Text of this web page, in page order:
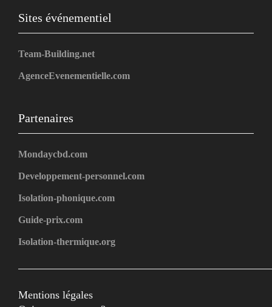
Sites événementiel
Team-Building.net
AgenceEvenementielle.com
Partenaires
Mondaycbd.com
Developpement-personnel.com
Isolation-phonique.com
Guide-prix.com
Isolation-thermique.org
Mentions légales